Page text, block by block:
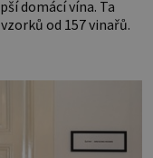
domácí vína. Ta
od 157 vinařů.